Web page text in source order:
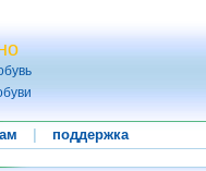
поддержка